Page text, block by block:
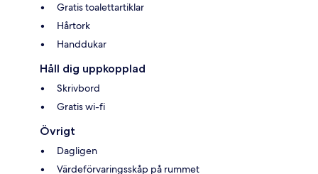
Gratis toalettartiklar
Hårtork
Handdukar
Håll dig uppkopplad
Skrivbord
Gratis wi-fi
Övrigt
Dagligen
Värdeförvaringsskåp på rummet